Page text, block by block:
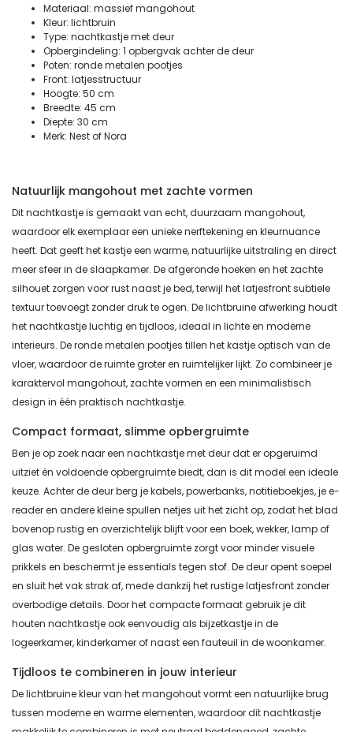
Materiaal: massief mangohout
Kleur: lichtbruin
Type: nachtkastje met deur
Opbergindeling: 1 opbergvak achter de deur
Poten: ronde metalen pootjes
Front: latjesstructuur
Hoogte: 50 cm
Breedte: 45 cm
Diepte: 30 cm
Merk: Nest of Nora
Natuurlijk mangohout met zachte vormen
Dit nachtkastje is gemaakt van echt, duurzaam mangohout,
waardoor elk exemplaar een unieke nerftekening en kleurnuance
heeft. Dat geeft het kastje een warme, natuurlijke uitstraling en direct
meer sfeer in de slaapkamer. De afgeronde hoeken en het zachte
silhouet zorgen voor rust naast je bed, terwijl het latjesfront subtiele
textuur toevoegt zonder druk te ogen. De lichtbruine afwerking houdt
het nachtkastje luchtig en tijdloos, ideaal in lichte en moderne
interieurs. De ronde metalen pootjes tillen het kastje optisch van de
vloer, waardoor de ruimte groter en ruimtelijker lijkt. Zo combineer je
karaktervol mangohout, zachte vormen en een minimalistisch
design in één praktisch nachtkastje.
Compact formaat, slimme opbergruimte
Ben je op zoek naar een nachtkastje met deur dat er opgeruimd
uitziet én voldoende opbergruimte biedt, dan is dit model een ideale
keuze. Achter de deur berg je kabels, powerbanks, notitieboekjes, je e-
reader en andere kleine spullen netjes uit het zicht op, zodat het blad
bovenop rustig en overzichtelijk blijft voor een boek, wekker, lamp of
glas water. De gesloten opbergruimte zorgt voor minder visuele
prikkels en beschermt je essentials tegen stof. De deur opent soepel
en sluit het vak strak af, mede dankzij het rustige latjesfront zonder
overbodige details. Door het compacte formaat gebruik je dit
houten nachtkastje ook eenvoudig als bijzetkastje in de
logeerkamer, kinderkamer of naast een fauteuil in de woonkamer.
Tijdloos te combineren in jouw interieur
De lichtbruine kleur van het mangohout vormt een natuurlijke brug
tussen moderne en warme elementen, waardoor dit nachtkastje